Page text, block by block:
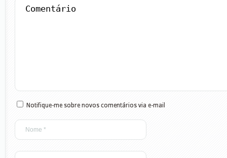
Notifique-me sobre novos comentários via e-mail